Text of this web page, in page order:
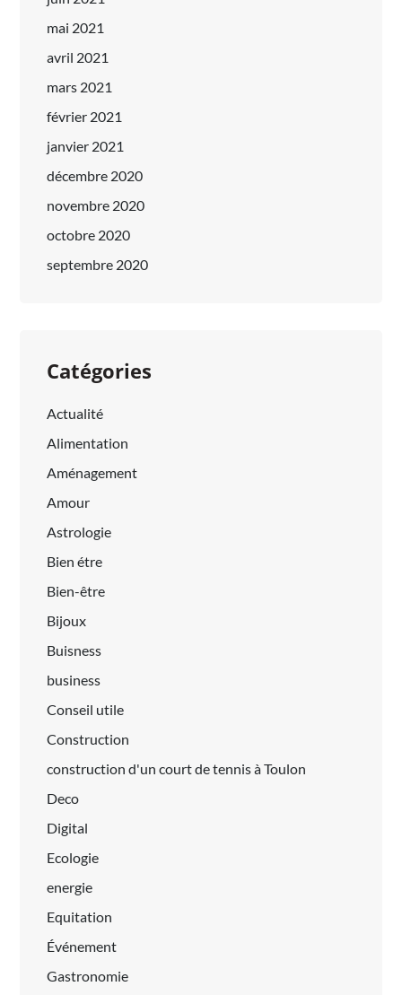
mai 2021
avril 2021
mars 2021
février 2021
janvier 2021
décembre 2020
novembre 2020
octobre 2020
septembre 2020
Catégories
Actualité
Alimentation
Aménagement
Amour
Astrologie
Bien étre
Bien-être
Bijoux
Buisness
business
Conseil utile
Construction
construction d'un court de tennis à Toulon
Deco
Digital
Ecologie
energie
Equitation
Événement
Gastronomie